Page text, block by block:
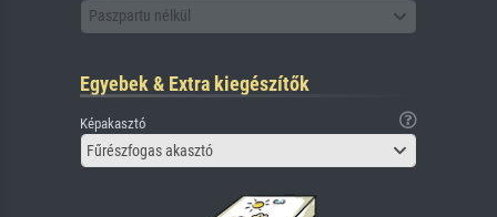
Paszpartu nélkül
Egyebek & Extra kiegészítők
Képakasztó
Fűrészfogas akasztó